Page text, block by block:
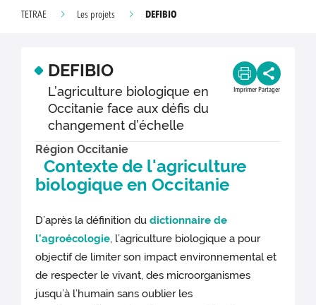
TETRAE Les projets DEFIBIO
DEFIBIO
L’agriculture biologique en
Occitanie face aux défis du
changement d’échelle
Imprimer Partager
Région Occitanie
Contexte de l'agriculture
biologique en Occitanie
D’après la définition dudictionnaire de
l’agroécologie, l’agriculture biologique a pour
objectif de limiter son impact environnemental et
de respecter le vivant, des microorganismes
jusqu’à l’humain sans oublier les